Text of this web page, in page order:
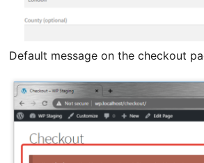
Default message on the checkout